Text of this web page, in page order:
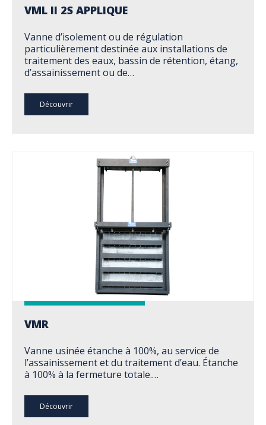
VML II 2S APPLIQUE
Vanne d’isolement ou de régulation
particulièrement destinée aux installations de
traitement des eaux, bassin de rétention, étang,
d’assainissement ou de…
Découvrir
VMR
Vanne usinée étanche à 100%, au service de
l’assainissement et du traitement d’eau. Étanche
à 100% à la fermeture totale.…
Découvrir